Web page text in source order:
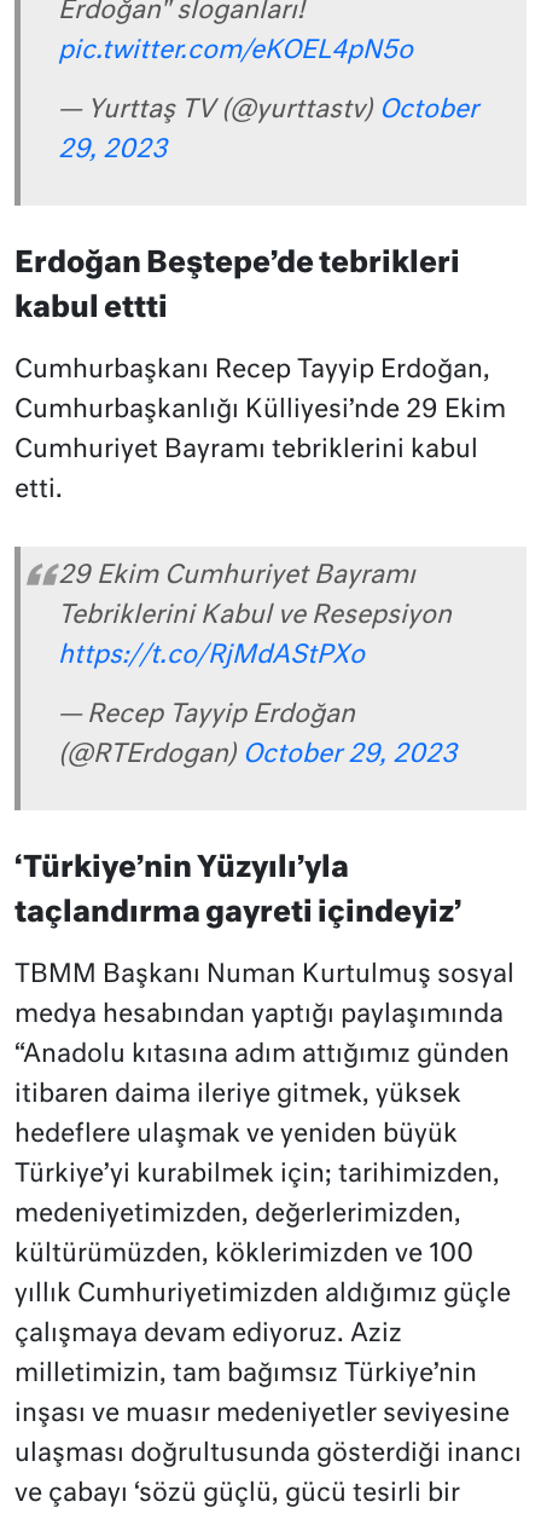
Erdoğan" sloganları!
pic.twitter.com/eKOEL4pN5o
— Yurttaş TV (@yurttastv) October
29, 2023
Erdoğan Beştepe’de tebrikleri
kabul ettti
Cumhurbaşkanı Recep Tayyip Erdoğan,
Cumhurbaşkanlığı Külliyesi’nde 29 Ekim
Cumhuriyet Bayramı tebriklerini kabul
etti.
29 Ekim Cumhuriyet Bayramı
Tebriklerini Kabul ve Resepsiyon
https://t.co/RjMdAStPXo
— Recep Tayyip Erdoğan
(@RTErdogan) October 29, 2023
‘Türkiye’nin Yüzyılı’yla
taçlandırma gayreti içindeyiz’
TBMM Başkanı Numan Kurtulmuş sosyal
medya hesabından yaptığı paylaşımında
“Anadolu kıtasına adım attığımız günden
itibaren daima ileriye gitmek, yüksek
hedeflere ulaşmak ve yeniden büyük
Türkiye’yi kurabilmek için; tarihimizden,
medeniyetimizden, değerlerimizden,
kültürümüzden, köklerimizden ve 100
yıllık Cumhuriyetimizden aldığımız güçle
çalışmaya devam ediyoruz. Aziz
milletimizin, tam bağımsız Türkiye’nin
inşası ve muasır medeniyetler seviyesine
ulaşması doğrultusunda gösterdiği inancı
ve çabayı ‘sözü güçlü, gücü tesirli bir